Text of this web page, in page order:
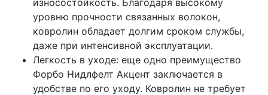
уровню прочности связанных волокон,
ковролин обладает долгим сроком службы,
даже при интенсивной эксплуатации.
Легкость в уходе: еще одно преимущество
Форбо Нидлфелт Акцент заключается в
удобстве по его уходу. Ковролин не требует